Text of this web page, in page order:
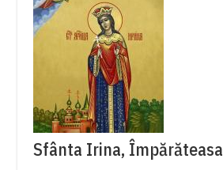
Sfânta Irina, Împărăteasa